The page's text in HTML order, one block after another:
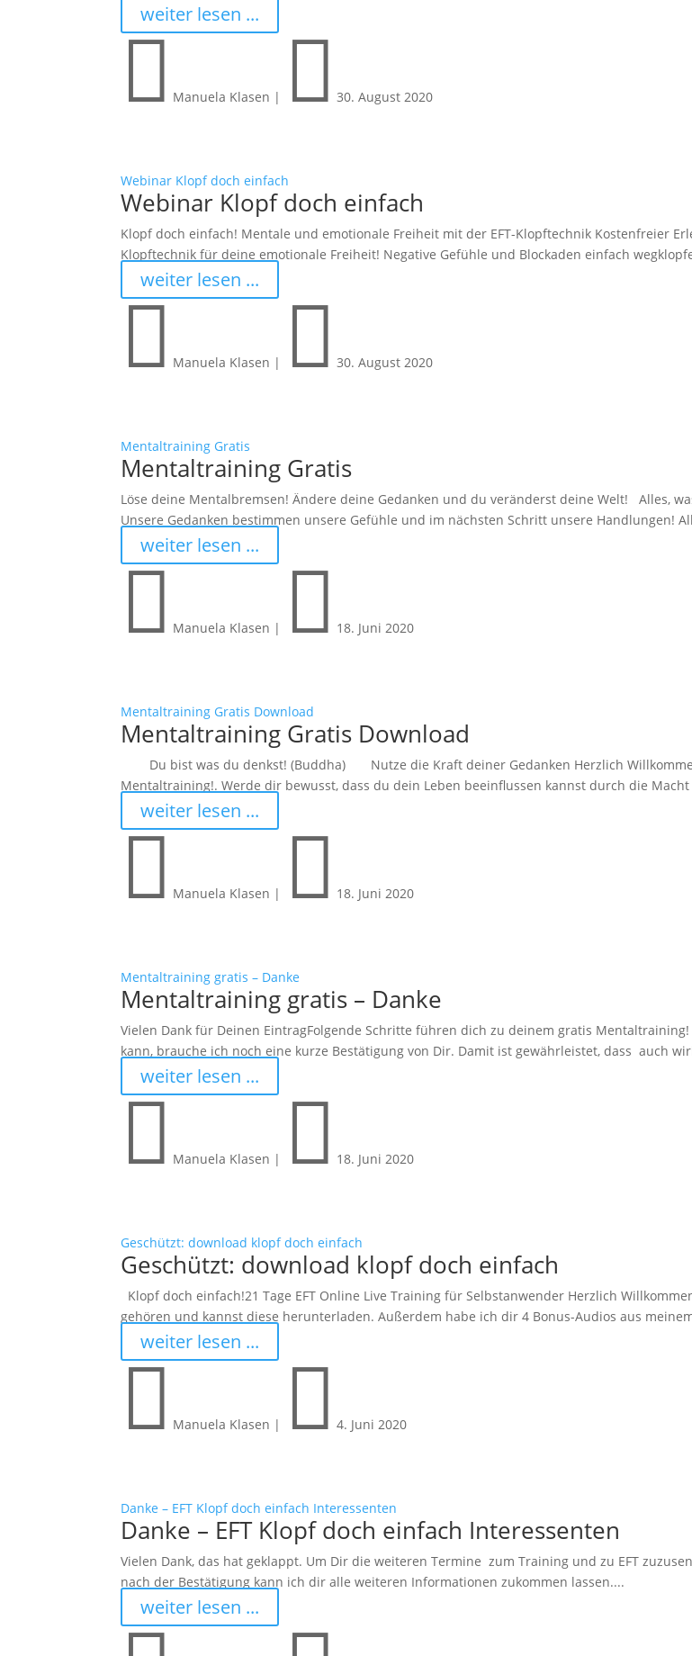
weiter lesen ...
 Manuela Klasen | 30. August 2020
Webinar Klopf doch einfach
Webinar Klopf doch einfach
Klopf doch einfach! Mentale und emotionale Freiheit mit der EFT-Klopftechnik Kostenfreier
Klopftechnik für deine emotionale Freiheit! Negative Gefühle und Blockaden einfach
weiter lesen ...
 Manuela Klasen | 30. August 2020
Mentaltraining Gratis
Mentaltraining Gratis
Löse deine Mentalbremsen! Ändere deine Gedanken und du veränderst deine Welt! Alles,
Unsere Gedanken bestimmen unsere Gefühle und im nächsten Schritt unsere Handlungen!
weiter lesen ...
 Manuela Klasen |  18. Juni 2020
Mentaltraining Gratis Download
Mentaltraining Gratis Download
Du bist was du denkst! (Buddha) Nutze die Kraft deiner Gedanken Herzlich
Mentaltraining!. Werde dir bewusst, dass du dein Leben beeinflussen kannst durch die
weiter lesen ...
 Manuela Klasen |  18. Juni 2020
Mentaltraining gratis – Danke
Mentaltraining gratis – Danke
Vielen Dank für Deinen EintragFolgende Schritte führen dich zu deinem gratis
kann, brauche ich noch eine kurze Bestätigung von Dir. Damit ist gewährleistet, dass auch
weiter lesen ...
 Manuela Klasen |  18. Juni 2020
Geschützt: download klopf doch einfach
Geschützt: download klopf doch einfach
Klopf doch einfach!21 Tage EFT Online Live Training für Selbstanwender Herzlich
gehören und kannst diese herunterladen. Außerdem habe ich dir 4 Bonus-Audios aus
weiter lesen ...
 Manuela Klasen | 4. Juni 2020
Danke – EFT Klopf doch einfach Interessenten
Danke – EFT Klopf doch einfach Interessenten
Vielen Dank, das hat geklappt. Um Dir die weiteren Termine zum Training und zu EFT
nach der Bestätigung kann ich dir alle weiteren Informationen zukommen lassen....
weiter lesen ...